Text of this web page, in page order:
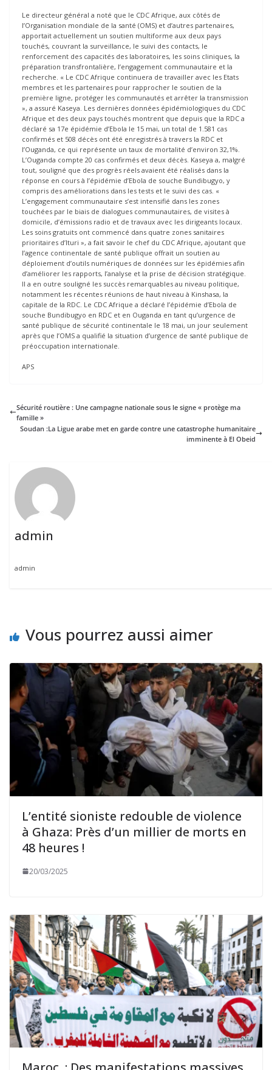
Le directeur général a noté que le CDC Afrique, aux côtés de
l’Organisation mondiale de la santé (OMS) et d’autres partenaires,
apportait actuellement un soutien multiforme aux deux pays
touchés, couvrant la surveillance, le suivi des contacts, le
renforcement des capacités des laboratoires, les soins cliniques, la
préparation transfrontalière, l’engagement communautaire et la
recherche. « Le CDC Afrique continuera de travailler avec les Etats
membres et les partenaires pour rapprocher le soutien de la
première ligne, protéger les communautés et arrêter la transmission
», a assuré Kaseya. Les dernières données épidémiologiques du CDC
Afrique et des deux pays touchés montrent que depuis que la RDC a
déclaré sa 17e épidémie d’Ebola le 15 mai, un total de 1.581 cas
confirmés et 508 décès ont été enregistrés à travers la RDC et
l’Ouganda, ce qui représente un taux de mortalité d’environ 32,1%.
L’Ouganda compte 20 cas confirmés et deux décès. Kaseya a, malgré
tout, souligné que des progrès réels avaient été réalisés dans la
réponse en cours à l’épidémie d’Ebola de souche Bundibugyo, y
compris des améliorations dans les tests et le suivi des cas. «
L’engagement communautaire s’est intensifié dans les zones
touchées par le biais de dialogues communautaires, de visites à
domicile, d’émissions radio et de travaux avec les dirigeants locaux.
Les soins gratuits ont commencé dans quatre zones sanitaires
prioritaires d’Ituri », a fait savoir le chef du CDC Afrique, ajoutant que
l’agence continentale de santé publique offrait un soutien au
déploiement d’outils numériques de données sur les épidémies afin
d’améliorer les rapports, l’analyse et la prise de décision stratégique.
Il a en outre souligné les succès remarquables au niveau politique,
notamment les récentes réunions de haut niveau à Kinshasa, la
capitale de la RDC. Le CDC Afrique a déclaré l’épidémie d’Ebola de
souche Bundibugyo en RDC et en Ouganda en tant qu’urgence de
santé publique de sécurité continentale le 18 mai, un jour seulement
après que l’OMS a qualifié la situation d’urgence de santé publique de
préoccupation internationale.
APS
Sécurité routière : Une campagne nationale sous le signe « protège ma
famille »
Soudan :La Ligue arabe met en garde contre une catastrophe humanitaire
imminente à El Obeid
admin
admin
Vous pourrez aussi aimer
L’entité sioniste redouble de violence
à Ghaza: Près d’un millier de morts en
48 heures !
20/03/2025